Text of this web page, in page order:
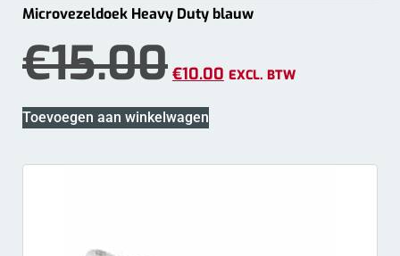
Microvezeldoek Heavy Duty blauw
€15.00 €10.00 EXCL. BTW
Toevoegen aan winkelwagen